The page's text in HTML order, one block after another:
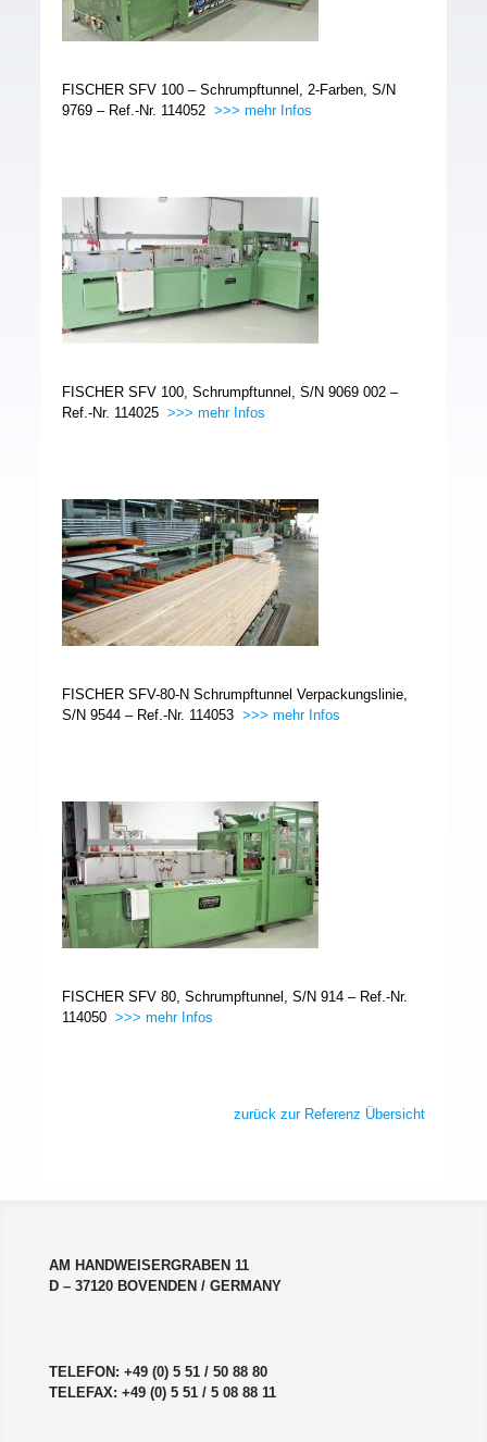
FISCHER SFV 100 – Schrumpftunnel, 2-Farben, S/N
9769 – Ref.-Nr. 114052 >>> mehr Infos
FISCHER SFV 100, Schrumpftunnel, S/N 9069 002 –
Ref.-Nr. 114025 >>> mehr Infos
FISCHER SFV-80-N Schrumpftunnel Verpackungslinie,
S/N 9544 – Ref.-Nr. 114053 >>> mehr Infos
FISCHER SFV 80, Schrumpftunnel, S/N 914 – Ref.-Nr.
114050 >>> mehr Infos
zurück zur Referenz Übersicht
AM HANDWEISERGRABEN 11
D – 37120 BOVENDEN / GERMANY
TELEFON: +49 (0) 5 51 / 50 88 80
TELEFAX: +49 (0) 5 51 / 5 08 88 11